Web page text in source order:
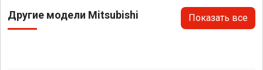
Другие модели Mitsubishi Показать все